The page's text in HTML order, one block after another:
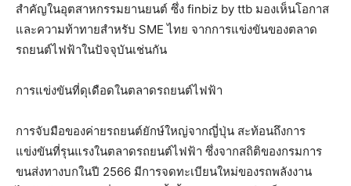
สำคัญในอุตสาหกรรมยานยนต์ ซึ่ง finbiz by ttb มองเห็นโอกาส
และความท้าทายสำหรับ SME ไทย จากการแข่งขันของตลาด
รถยนต์ไฟฟ้าในปัจจุบันเช่นกัน
การแข่งขันที่ดุเดือดในตลาดรถยนต์ไฟฟ้า
การจับมือของค่ายรถยนต์ยักษ์ใหญ่จากญี่ปุ่น สะท้อนถึงการ
แข่งขันที่รุนแรงในตลาดรถยนต์ไฟฟ้า ซึ่งจากสถิติของกรมการ
ขนส่งทางบกในปี 2566 มีการจดทะเบียนใหม่ของรถพลังงาน